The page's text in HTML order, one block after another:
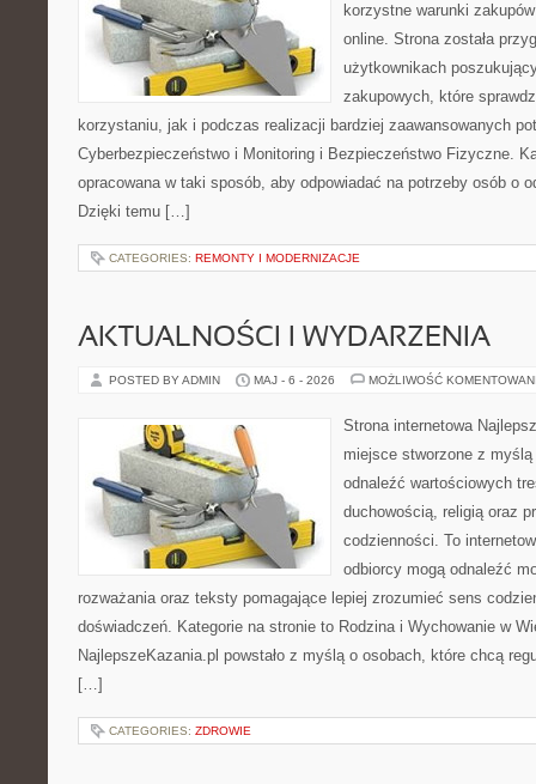
korzystne warunki
online. Strona została
użytkownikach
zakupowych, które
korzystaniu, jak i podczas realizacji bardziej zaawansowanych
Cyberbezpieczeństwo i Monitoring i Bezpieczeństwo Fizyczne.
opracowana w taki sposób, aby odpowiadać na potrzeby osób o
Dzięki temu […]
CATEGORIES: REMONTY I MODERNIZACJE
AKTUALNOŚCI I WYDARZENIA
POSTED BY ADMIN MAJ - 6 - 2026 MOŻLIWOŚĆ
Strona internetowa
miejsce stworzone z
odnaleźć wartościowych
duchowością, religią oraz
codzienności. To
odbiorcy mogą odnaleźć
rozważania oraz teksty pomagające lepiej zrozumieć sens
doświadczeń. Kategorie na stronie to Rodzina i Wychowanie w
NajlepszeKazania.pl powstało z myślą o osobach, które chcą
[…]
CATEGORIES: ZDROWIE